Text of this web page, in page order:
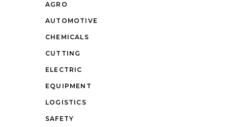
AGRO
AUTOMOTIVE
CHEMICALS
CUTTING
ELECTRIC
EQUIPMENT
LOGISTICS
SAFETY